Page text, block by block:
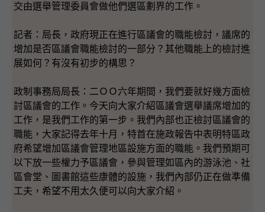
交由選舉管理委員會做他們選區劃界的工作。
記者：局長，政府現正在進行區議會的職能檢討，議席的
增加是否區議會職能檢討的一部分？其他職能上的檢討進
展如何？有沒有初步的構思？
政制事務局局長：二ＯＯ六年期間，我們要就好幾方面檢
討區議會的工作。今天向大家介紹區議會選舉議席增加的
工作，是我們工作的第一步。我們內部也正檢討區議會的
職能，大家記得去年十月，特首在施政報告中表明特區政
府希望增加區議會管理地區設施方面的職能。我們預期可
以下放一些權力予區議會，參與管理如區內的游泳池、社
區會堂、圖書館這些康體的設施，我們內部仍正在做準備
工夫，希望不用太久便可以向大家介紹。